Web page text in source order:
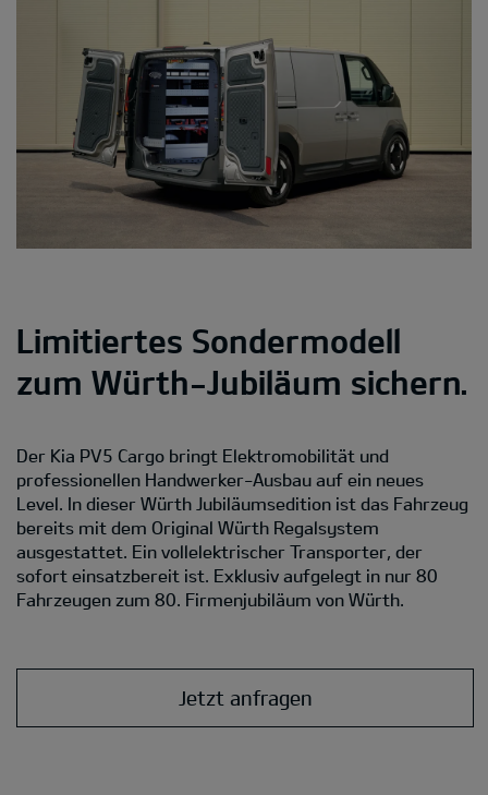
Limitiertes Sondermodell
zum Würth-Jubiläum sichern.
Der Kia PV5 Cargo bringt Elektromobilität und
professionellen Handwerker-Ausbau auf ein neues
Level. In dieser Würth Jubiläumsedition ist das Fahrzeug
bereits mit dem Original Würth Regalsystem
ausgestattet. Ein vollelektrischer Transporter, der
sofort einsatzbereit ist. Exklusiv aufgelegt in nur 80
Fahrzeugen zum 80. Firmenjubiläum von Würth.
Jetzt anfragen